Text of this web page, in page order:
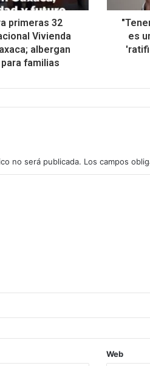
primeras 32
Vivienda
albergan
familias
es
no será publicada. Los campos
Web